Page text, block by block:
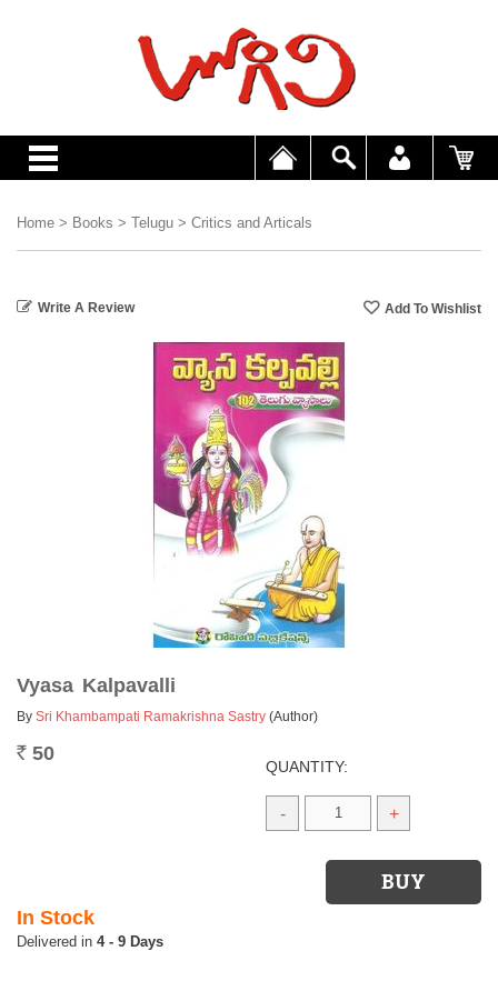
Home > Books > Telugu > Critics and Articals
Write A Review
Vyasa Kalpavalli
By Sri Khambampati Ramakrishna Sastry (Author)
Rs. 50
QUANTITY:
- +
In Stock
4 - 9 Days